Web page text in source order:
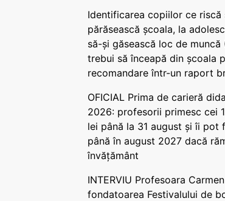
Identificarea copiilor ce riscă
părăsească școala, la
să-și găsească loc de muncă
trebui să înceapă din școala
recomandare într-un raport
OFICIAL Prima de carieră
2026: profesorii primesc cei
lei până la 31 august și îi pot
până în august 2027 dacă
învățământ
INTERVIU Profesoara
fondatoarea Festivalului de